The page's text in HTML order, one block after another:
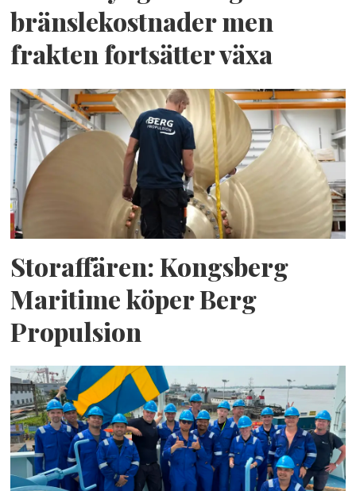
bränslekostnader men
frakten fortsätter växa
Storaffären: Kongsberg
Maritime köper Berg
Propulsion